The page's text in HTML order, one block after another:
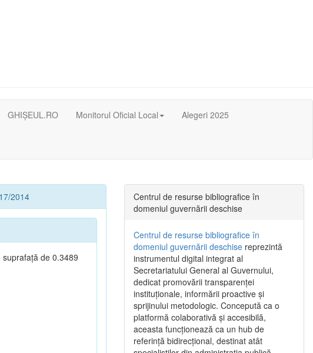
GHIȘEUL.RO Monitorul Oficial Local Alegeri 2025
2014
de 0.3489
Centrul de resurse bibliografice în
domeniul guvernării deschise
Centrul de resurse bibliografice în
domeniul guvernării deschise reprezintă
instrumentul digital integrat al
Secretariatului General al Guvernului,
dedicat promovării transparenței
instituționale, informării proactive și
sprijinului metodologic. Concepută ca o
platformă colaborativă și accesibilă,
aceasta funcționează ca un hub de
referință bidirecțional, destinat atât